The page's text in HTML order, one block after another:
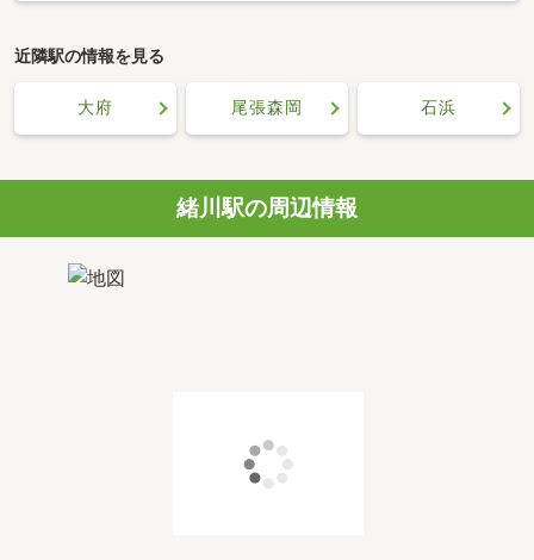
近隣駅の情報を見る
大府 尾張森岡 石浜
緒川駅の周辺情報